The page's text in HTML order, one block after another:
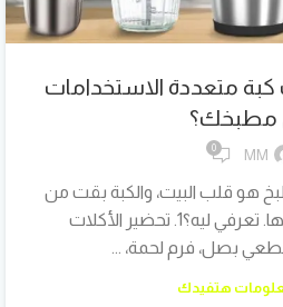
كبة متعددة الاستخدامات
مطبخك؟
MM
0
هو قلب البيت، والكبة بقت من
الأجهزة اللي لا غنى عنها. تعرفي ليه؟1. تحضير الأكلات
بصل، فرم لحمة، ...
هتفيدك